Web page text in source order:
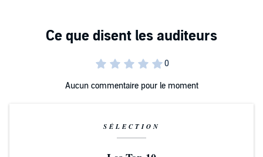
Aucun commentaire pour le moment
SÉLECTION